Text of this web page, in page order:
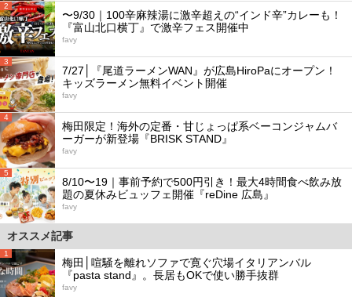
2
〜9/30｜100辛麻辣湯に激辛超えの“インド辛”カレーも！
『富山北口横丁』で激辛フェス開催中
favy
3
7/27│『尾道ラーメンWAN』が広島HiroPaにオープン！
キッズラーメン無料イベント開催
favy
4
梅田限定！海外の定番・甘じょっぱ系ベーコンジャムバ
ーガーが新登場『BRISK STAND』
favy
5
8/10〜19｜事前予約で500円引き！最大4時間食べ飲み放
題の夏休みビュッフェ開催『reDine 広島』
favy
オススメ記事
1
梅田│喧騒を離れソファで寛ぐ穴場イタリアンバル
『pasta stand』。長居もOKで使い勝手抜群
favy